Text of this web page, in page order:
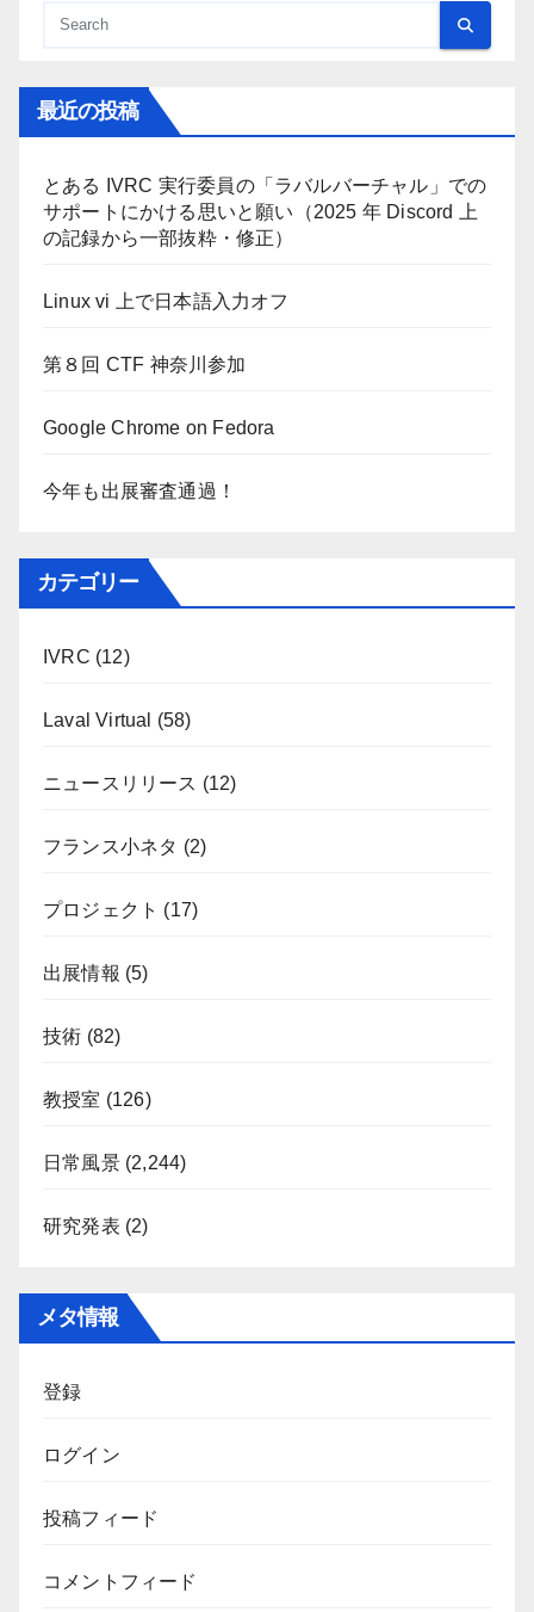
最近の投稿
とある IVRC 実行委員の「ラバルバーチャル」での
サポートにかける思いと願い（2025 年 Discord 上
の記録から一部抜粋・修正）
Linux vi 上で日本語入力オフ
第８回 CTF 神奈川参加
Google Chrome on Fedora
今年も出展審査通過！
カテゴリー
IVRC (12)
Laval Virtual (58)
ニュースリリース (12)
フランス小ネタ (2)
プロジェクト (17)
出展情報 (5)
技術 (82)
教授室 (126)
日常風景(2,244)
研究発表 (2)
メタ情報
登録
ログイン
投稿フィード
コメントフィード